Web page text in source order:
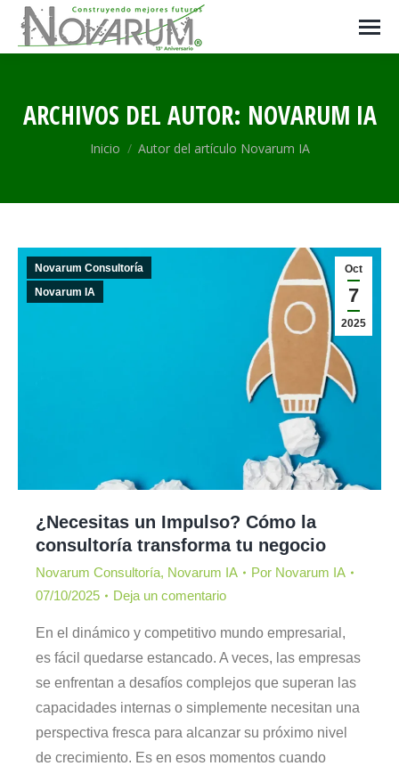
ARCHIVOS DEL AUTOR: NOVARUM IA
Estás aquí:
Inicio Autor del artículo Novarum IA
Oct
7
2025
Novarum Consultoría
Novarum IA
¿Necesitas un Impulso? Cómo la
consultoría transforma tu negocio
Novarum Consultoría, Novarum IA Por Novarum IA
07/10/2025
Deja un comentario
En el dinámico y competitivo mundo empresarial,
es fácil quedarse estancado. A veces, las empresas
se enfrentan a desafíos complejos que superan las
capacidades internas o simplemente necesitan una
perspectiva fresca para alcanzar su próximo nivel
de crecimiento. Es en esos momentos cuando